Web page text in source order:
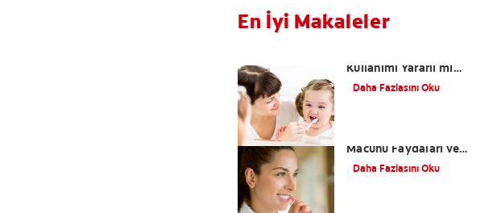
En İyi Makaleler
Kullanımı Yararlı mı
Zararlı mı?
Daha Fazlasını Oku
Macunu Faydaları ve
Zaralarları
Daha Fazlasını Oku